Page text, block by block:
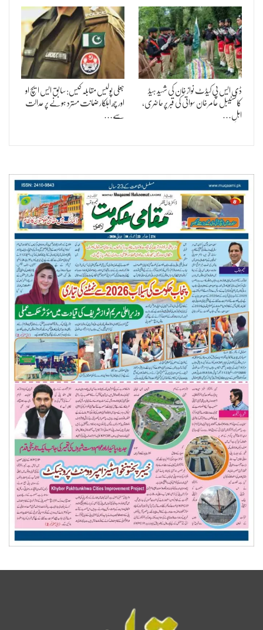
ڈی ایس پی کیڈٹ نواز خان کی شہید ہیڈ
کانسٹیبل عامر خان سواتی کی قبر پر حاضری،
اہلِ…
جعلی پولیس مقابلہ کیس: سابق ایس ایچ او
اور چھ اہلکار ضمانت مسترد ہونے پر عدالت
سے…